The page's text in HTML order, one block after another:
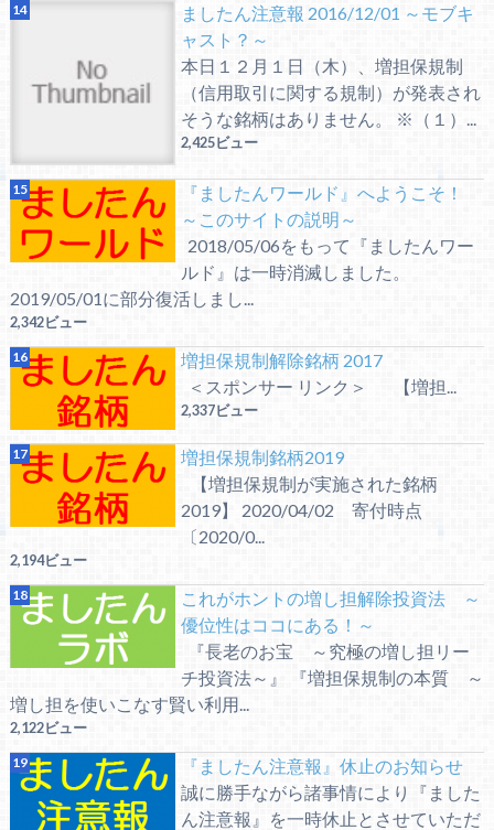
ましたん注意報 2016/12/01 ～モブキ
ャスト？～
本日１２月１日（木）、増担保規制
（信用取引に関する規制）が発表され
そうな銘柄はありません。 ※（１）...
2,425ビュー
『ましたんワールド』へようこそ！
～このサイトの説明～
2018/05/06をもって『ましたんワー
ルド』は一時消滅しました。
2019/05/01に部分復活しまし...
2,342ビュー
増担保規制解除銘柄 2017
＜スポンサー リンク＞ 【増担...
2,337ビュー
増担保規制銘柄2019
【増担保規制が実施された銘柄
2019】 2020/04/02 寄付時点
〔2020/0...
2,194ビュー
これがホントの増し担解除投資法 ～
優位性はココにある！～
『長老のお宝 ～究極の増し担リー
チ投資法～』 『増担保規制の本質 ～
増し担を使いこなす賢い利用...
2,122ビュー
『ましたん注意報』休止のお知らせ
誠に勝手ながら諸事情により『ました
ん注意報』を一時休止とさせていただ